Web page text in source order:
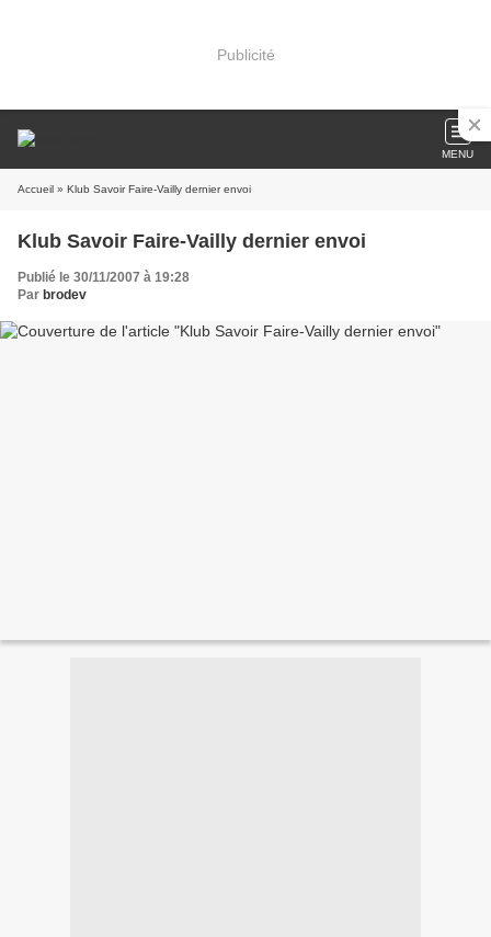
Publicité
MENU
Accueil » Klub Savoir Faire-Vailly dernier envoi
Klub Savoir Faire-Vailly dernier envoi
Publié le 30/11/2007 à 19:28
Par brodev